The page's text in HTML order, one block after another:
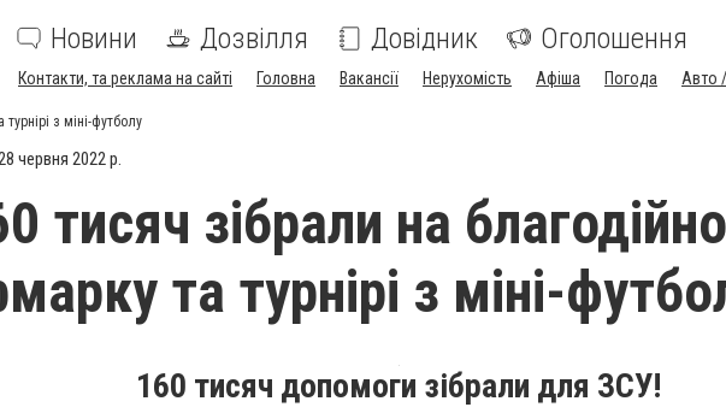
Новини Дозвілля Довідник Оголошення
Контакти, та реклама на сайті Головна Вакансії Нерухомість Афіша Погода Авто
з міні-футболу
червня 2022 р.
тисяч зібрали на
та турнірі з міні-
160 тисяч допомоги зібрали для ЗСУ!